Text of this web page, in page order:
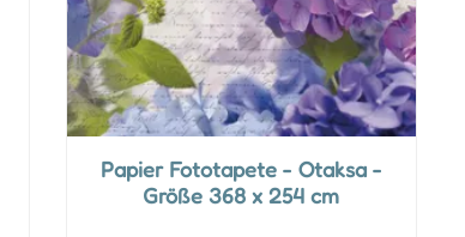
Papier Fototapete - Otaksa -
Größe 368 x 254 cm